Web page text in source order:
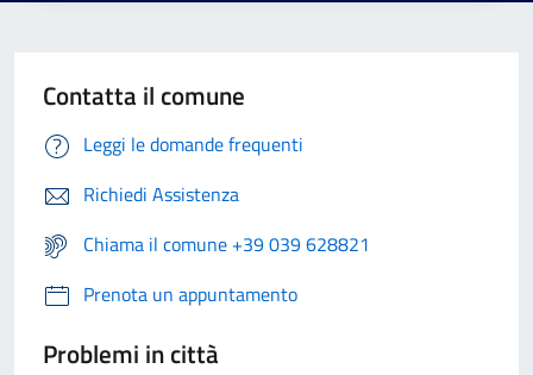
Contatta il comune
Leggi le domande frequenti
Richiedi Assistenza
Chiama il comune +39 039 628821
Prenota un appuntamento
Problemi in città